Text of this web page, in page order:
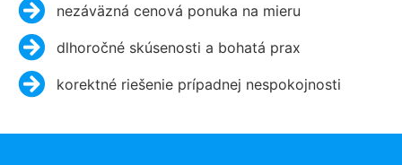
nezáväzná cenová ponuka na mieru
dlhoročné skúsenosti a bohatá prax
korektné riešenie prípadnej nespokojnosti